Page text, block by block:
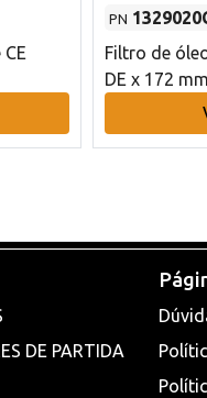
PN
Filtro de
DE x 172
DE PARTIDA